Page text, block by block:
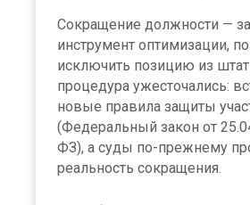
Сокращение должности —
инструмент оптимизации,
исключить позицию из
процедура ужесточались:
новые правила защиты
(Федеральный закон от
ФЗ), а суды по-прежнему
реальность сокращения.